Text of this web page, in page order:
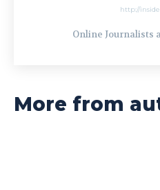
http://
Online Journalists
More from